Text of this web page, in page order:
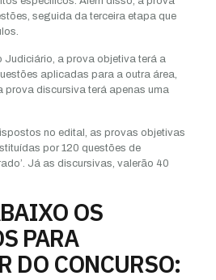
seguida da terceira etapa que
Judiciário, a prova objetiva terá a
aplicadas para a outra área,
prova discursiva terá apenas uma
no edital, as provas objetivas
por 120 questões de
Já as discursivas, valerão 40
OS
PARA
DO CONCURSO: